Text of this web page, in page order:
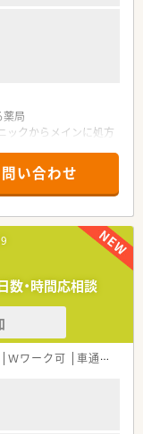
局
ックからメインに処方
ため在宅医療にも対
ています！急なお休み
い合わせ
・時間応相談
Ｗワーク可 車通勤可